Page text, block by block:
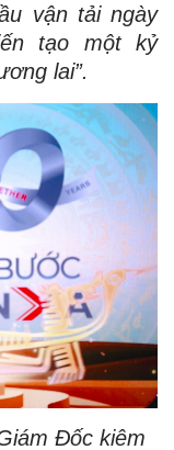
vận tải ngày
tạo một kỷ
lai”.
Đốc kiêm